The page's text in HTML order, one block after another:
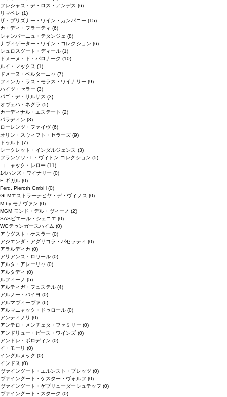
フレシャス・デ・ロス・アンデス (6)
リマペレ (1)
ザ・プリズナー・ワイン・カンパニー (15)
カ・ディ・フラーティ (6)
シャンパーニュ・テタンジェ (8)
ナヴィゲーター・ワイン・コレクション (6)
シュロスグート・ディール (1)
ドメーヌ・ド・バロナーク (10)
ルイ・マックス (1)
ドメーヌ・ベルターニャ (7)
フィンカ・ラス・モラス・ワイナリー (9)
ハイツ・セラー (3)
パゴ・デ・サルサス (3)
オヴェハ・ネグラ (5)
カーディナル・エステート (2)
パラディン (3)
ローレンツ・ファイヴ(6)
オリン・スウィフト・セラーズ (9)
ドゥルト (7)
シークレット・インダルジェンス (3)
フランソワ・L・ヴィトン コレクション (5)
コニャック・レロー (11)
14ハンズ・ワイナリー (0)
E.ギガル (0)
Ferd. Pieroth GmbH (0)
GLMエストラーテヒヤ・デ・ヴィノス (0)
M by モナヴァン (0)
MGM モンド・デル・ヴィーノ (2)
SASピエール・シェニエ (0)
WGテゥンガースハイム (0)
アウグスト・ケスラー (0)
アジエンダ・アグリコラ・パセッティ (0)
アラルディカ (0)
アリアンス・ロワール (0)
アルタ・アレーリャ (0)
アルタディ (0)
ルフィーノ (5)
アルティガ・フュステル (4)
アルノー・バイヨ (0)
アルマヴィーヴァ (6)
アルマニャック・ドゥロール (0)
アンティノリ (0)
アンテロ・メンチェタ・ファミリー (0)
アンドリュー・ピース・ワインズ (0)
アンドレ・ボロディン (0)
イ・モーリ (0)
イングルヌック (0)
インドス (0)
ヴァイングート・エルンスト・ブレッツ (0)
ヴァイングート・ケスター・ヴォルフ (0)
ヴァイングート・ゲブリューダーシュテッフ (0)
ヴァイングート・スターク (0)